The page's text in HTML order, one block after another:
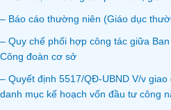
– Báo cáo thường niên (Giáo dục
– Quy chế phối hợp công tác giữa
Công đoàn cơ sở
– Quyết định 5517/QĐ-UBND V/v
danh mục kế hoạch vốn đầu tư công